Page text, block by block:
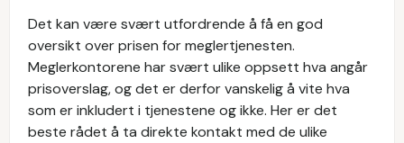
Det kan være svært utfordrende å få en god
oversikt over prisen for meglertjenesten.
Meglerkontorene har svært ulike oppsett hva angår
prisoverslag, og det er derfor vanskelig å vite hva
som er inkludert i tjenestene og ikke. Her er det
beste rådet å ta direkte kontakt med de ulike